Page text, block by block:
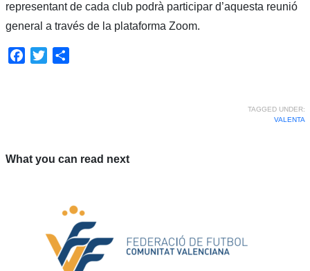
representant de cada club podrà participar d’aquesta reunió
general a través de la plataforma Zoom.
Facebook
Twitter
TAGGED UNDER:
VALENTA
What you can read next